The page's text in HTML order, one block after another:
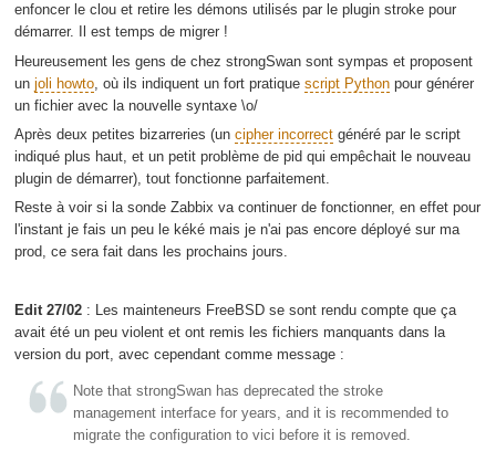
enfoncer le clou et retire les démons utilisés par le plugin stroke pour
démarrer. Il est temps de migrer !
Heureusement les gens de chez strongSwan sont sympas et proposent
un joli howto, où ils indiquent un fort pratique script Pythonpour générer
un fichier avec la nouvelle syntaxe \o/
Après deux petites bizarreries (un cipher incorrectgénéré par le script
indiqué plus haut, et un petit problème de pid qui empêchait le nouveau
plugin de démarrer), tout fonctionne parfaitement.
Reste à voir si la sonde Zabbix va continuer de fonctionner, en effet pour
l'instant je fais un peu le kéké mais je n'ai pas encore déployé sur ma
prod, ce sera fait dans les prochains jours.
Edit 27/02: Les mainteneurs FreeBSD se sont rendu compte que ça
avait été un peu violent et ont remis les fichiers manquants dans la
version du port, avec cependant comme message :
Note that strongSwan has deprecated the stroke
management interface for years, and it is recommended to
migrate the configuration to vici before it is removed.